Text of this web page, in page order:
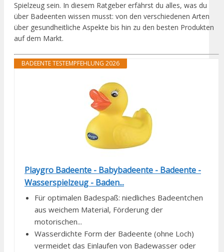
Spielzeug sein. In diesem Ratgeber erfährst du alles, was du
über Badeenten wissen musst: von den verschiedenen Arten
über gesundheitliche Aspekte bis hin zu den besten Produkten
auf dem Markt.
BADEENTE TESTEMPFEHLUNG 2026
Playgro Badeente - Babybadeente - Badeente -
Wasserspielzeug - Baden...
Für optimalen Badespaß: niedliches Badeentchen
aus weichem Material, Förderung der
motorischen...
Wasserdichte Form der Badeente (ohne Loch)
vermeidet das Einlaufen von Badewasser oder